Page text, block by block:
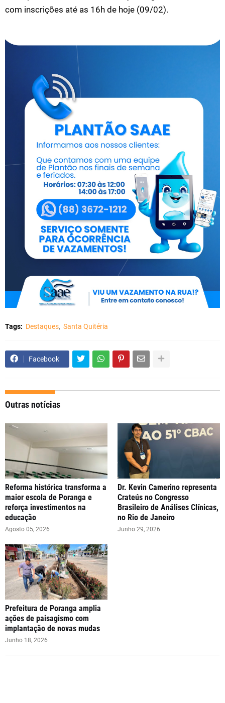
com inscrições até as 16h de hoje (09/02).
Tags: Destaques Santa Quitéria
Facebook
Outras notícias
Reforma histórica transforma a
maior escola de Poranga e
reforça investimentos na
educação
Agosto 05, 2026
Dr. Kevin Camerino representa
Crateús no Congresso
Brasileiro de Análises Clínicas,
no Rio de Janeiro
Junho 29, 2026
Prefeitura de Poranga amplia
ações de paisagismo com
implantação de novas mudas
Junho 18, 2026